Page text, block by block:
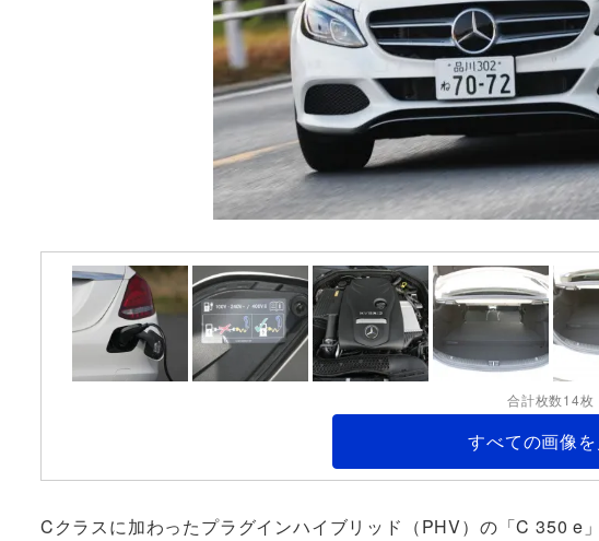
合計枚数14枚
すべての画像
Cクラスに加わったプラグインハイブリッド（PHV）の「C 350 e